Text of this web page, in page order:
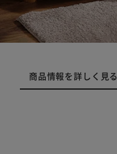
商品情報を詳しく見る